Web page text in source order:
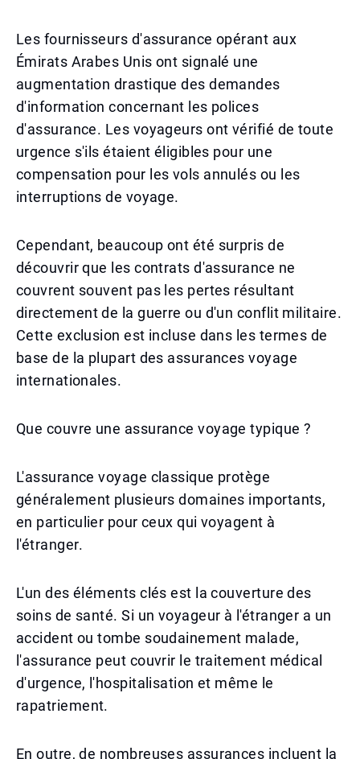
Les fournisseurs d'assurance opérant aux
Émirats Arabes Unis ont signalé une
augmentation drastique des demandes
d'information concernant les polices
d'assurance. Les voyageurs ont vérifié de toute
urgence s'ils étaient éligibles pour une
compensation pour les vols annulés ou les
interruptions de voyage.
Cependant, beaucoup ont été surpris de
découvrir que les contrats d'assurance ne
couvrent souvent pas les pertes résultant
directement de la guerre ou d'un conflit militaire.
Cette exclusion est incluse dans les termes de
base de la plupart des assurances voyage
internationales.
Que couvre une assurance voyage typique ?
L'assurance voyage classique protège
généralement plusieurs domaines importants,
en particulier pour ceux qui voyagent à
l'étranger.
L'un des éléments clés est la couverture des
soins de santé. Si un voyageur à l'étranger a un
accident ou tombe soudainement malade,
l'assurance peut couvrir le traitement médical
d'urgence, l'hospitalisation et même le
rapatriement.
En outre, de nombreuses assurances incluent la